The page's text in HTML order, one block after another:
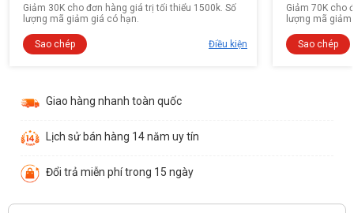
Giảm 30K cho đơn hàng giá trị tối thiểu 1500k. Số
lượng mã giảm giá có hạn.
Sao chép Điều kiện
Giảm 70K cho
lượng mã
Sao chép
Giao hàng nhanh toàn quốc
Lịch sử bán hàng 14 năm uy tín
Đổi trả miễn phí trong 15 ngày